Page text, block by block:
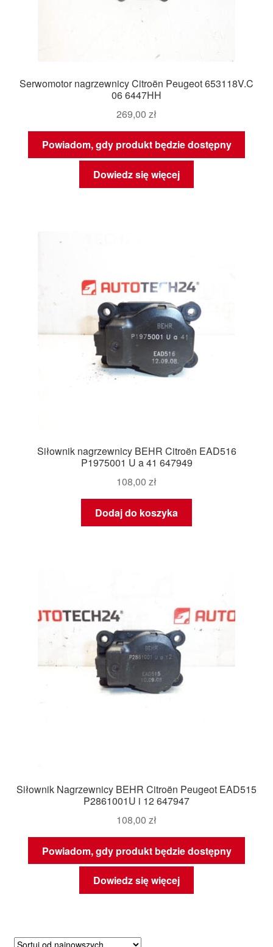
Serwomotor nagrzewnicy Citroën Peugeot 653118V.C
06 6447HH
269,00 zł
Powiadom, gdy produkt będzie dostępny
Dowiedz się więcej
Siłownik nagrzewnicy BEHR Citroën EAD516
P1975001 U a 41 647949
108,00 zł
Dodaj do koszyka
Siłownik Nagrzewnicy BEHR Citroën Peugeot EAD515
P2861001U i 12 647947
108,00 zł
Powiadom, gdy produkt będzie dostępny
Dowiedz się więcej